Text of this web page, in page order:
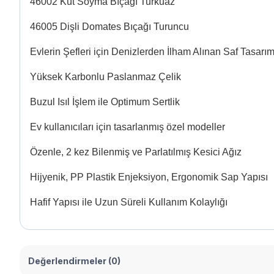
46005 Dişli Domates Bıçağı Turuncu
Evlerin Şefleri için Denizlerden İlham Alınan Saf Tasarım
Yüksek Karbonlu Paslanmaz Çelik
Buzul Isıl İşlem ile Optimum Sertlik
Ev kullanıcıları için tasarlanmış özel modeller
Özenle, 2 kez Bilenmiş ve Parlatılmış Kesici Ağız
Hijyenik, PP Plastik Enjeksiyon, Ergonomik Sap Yapısı
Hafif Yapısı ile Uzun Süreli Kullanım Kolaylığı
Değerlendirmeler (0)